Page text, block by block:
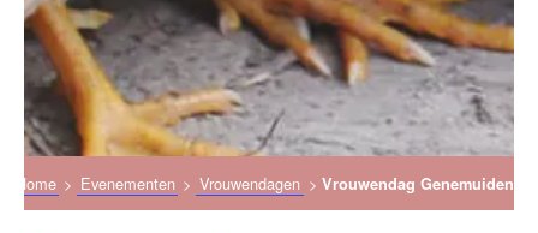
Home > Evenementen > Vrouwendagen > Vrouwendag Genemuiden